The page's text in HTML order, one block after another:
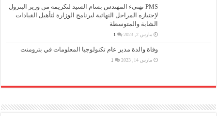
PMS تهنىء المهندس بسام السيد لتكريمه من وزير البترول
لإجتيازه المراحل النهائية لبرنامج الوزارة لتأهيل القيادات
الشابة والمتوسطة
مارس 2, 2023 1
وفاة والدة مدير عام تكنولوجيا المعلومات في بترومنت
مارس 14, 2023 1